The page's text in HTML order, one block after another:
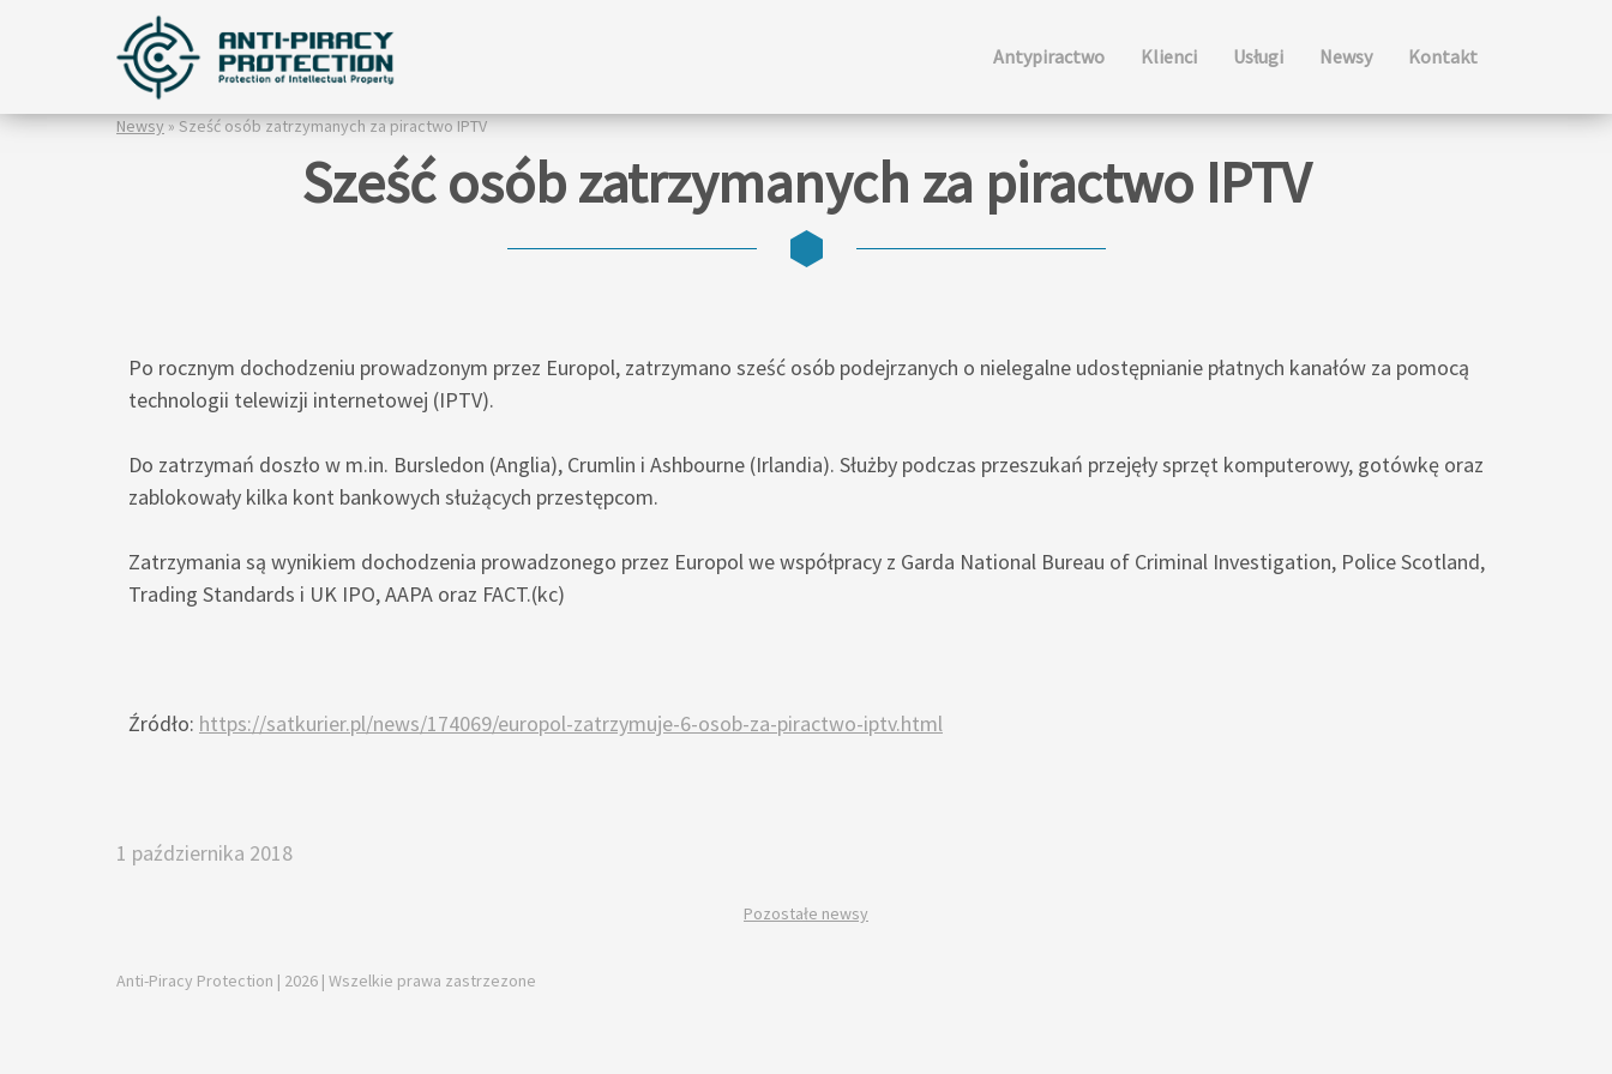
Antypiractwo Klienci Usługi Newsy Kontakt
Newsy» Sześć osób zatrzymanych za piractwo IPTV
Sześć osób zatrzymanych za piractwo IPTV
Po rocznym dochodzeniu prowadzonym przez Europol, zatrzymano sześć osób podejrzanych o nielegalne udostępnianie płatnych kanałów za pomocą
technologii telewizji internetowej (IPTV).
Do zatrzymań doszło w m.in. Bursledon (Anglia), Crumlin i Ashbourne (Irlandia). Służby podczas przeszukań przejęły sprzęt komputerowy, gotówkę oraz
zablokowały kilka kont bankowych służących przestępcom.
Zatrzymania są wynikiem dochodzenia prowadzonego przez Europol we współpracy z Garda National Bureau of Criminal Investigation, Police Scotland,
Trading Standards i UK IPO, AAPA oraz FACT.(kc)
Źródło: https://satkurier.pl/news/174069/europol-zatrzymuje-6-osob-za-piractwo-iptv.html
1 października 2018
Pozostałe newsy
Anti-Piracy Protection | 2026 | Wszelkie prawa zastrzezone